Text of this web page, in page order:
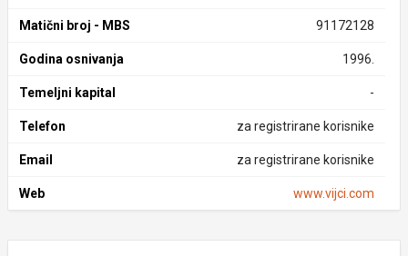
Matični broj - MBS 91172128
Godina osnivanja 1996.
Temeljni kapital -
Telefon za registrirane korisnike
Email za registrirane korisnike
Web www.vijci.com